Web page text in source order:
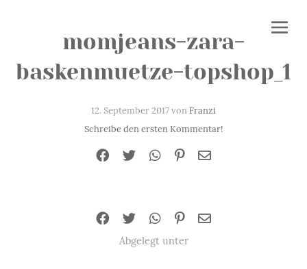
momjeans-zara-
baskenmuetze-topshop_1
12. September 2017 vonFranzi
Schreibe den ersten Kommentar!
Abgelegt unter